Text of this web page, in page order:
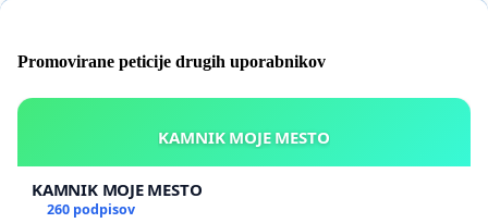
Promovirane peticije drugih uporabnikov
KAMNIK MOJE MESTO
KAMNIK MOJE MESTO
260 podpisov